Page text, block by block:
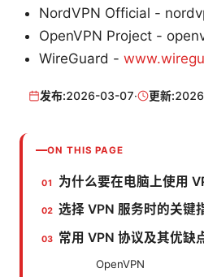
NordVPN Official -
OpenVPN Project -
WireGuard -
发布:2026-03-07· 更新:
ON THIS PAGE
为什么要在电脑上使用
选择 VPN 服务时的关键
常用 VPN 协议及其优缺
OpenVPN